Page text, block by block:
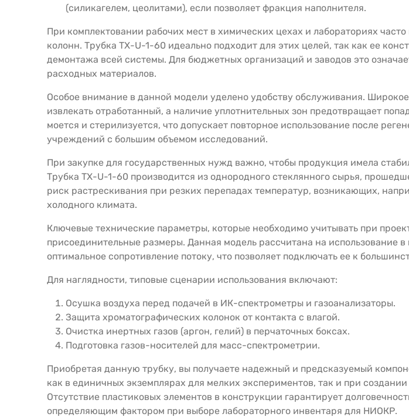
(силикагелем, цеолитами), если позволяет фракция наполнителя.
При комплектовании рабочих мест в химических цехах и лабораториях
колонн. Трубка ТХ-U-1-60 идеально подходит для этих целей, так как ее
демонтажа всей системы. Для бюджетных организаций и заводов это
расходных материалов.
Особое внимание в данной модели уделено удобству обслуживания.
извлекать отработанный, а наличие уплотнительных зон предотвращает
моется и стерилизуется, что допускает повторное использование после
учреждений с большим объемом исследований.
При закупке для государственных нужд важно, чтобы продукция имела
Трубка ТХ-U-1-60 производится из однородного стеклянного сырья,
риск растрескивания при резких перепадах температур, возникающих,
холодного климата.
Ключевые технические параметры, которые необходимо учитывать при
присоединительные размеры. Данная модель рассчитана на использование
оптимальное сопротивление потоку, что позволяет подключать ее к
Для наглядности, типовые сценарии использования включают:
Осушка воздуха перед подачей в ИК-спектрометры и газоанализаторы.
Защита хроматографических колонок от контакта с влагой.
Очистка инертных газов (аргон, гелий) в перчаточных боксах.
Подготовка газов-носителей для масс-спектрометрии.
Приобретая данную трубку, вы получаете надежный и предсказуемый
как в единичных экземплярах для мелких экспериментов, так и при
Отсутствие пластиковых элементов в конструкции гарантирует
определяющим фактором при выборе лабораторного инвентаря для НИОКР.